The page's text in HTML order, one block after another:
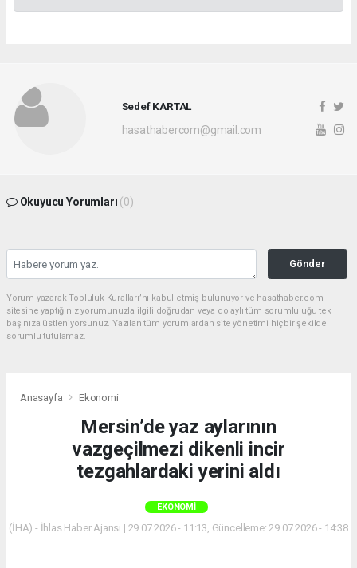
Sedef KARTAL
hasathabercom@gmail.com
Okuyucu Yorumları (0)
Gönder
Yorum yazarak Topluluk Kuralları’nı kabul etmiş bulunuyor ve hasathaber.com
sitesine yaptığınız yorumunuzla ilgili doğrudan veya dolaylı tüm sorumluluğu tek
başınıza üstleniyorsunuz. Yazılan tüm yorumlardan site yönetimi hiçbir şekilde
sorumlu tutulamaz.
Anasayfa Ekonomi
Mersin’de yaz aylarının
vazgeçilmezi dikenli incir
tezgahlardaki yerini aldı
EKONOMI
(İHA) - İhlas Haber Ajansı | 29.07.2026 - 11:13, Güncelleme: 29.07.2026 - 14:38